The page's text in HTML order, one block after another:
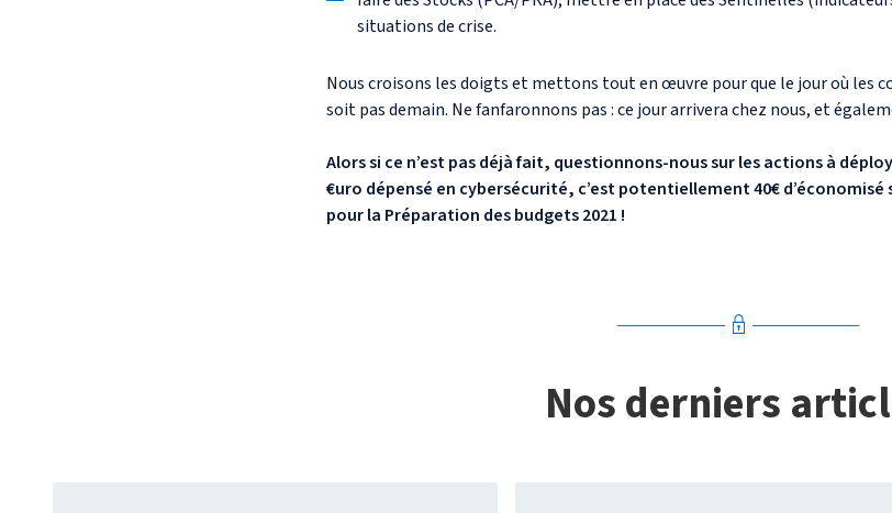
situations de crise.
Nous croisons les doigts et mettons tout en œuvre pour que le jour où les
soit pas demain. Ne fanfaronnons pas : ce jour arrivera chez nous, et
Alors si ce n’est pas déjà fait, questionnons-nous sur les actions à
€uro dépensé en cybersécurité, c’est potentiellement 40€
pour la Préparation des budgets 2021 !
Nos derniers